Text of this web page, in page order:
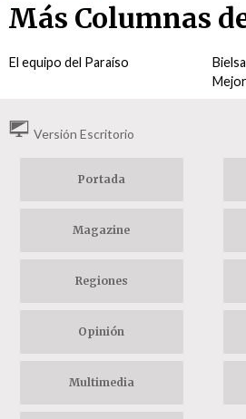
Más Columnas
El equipo del Paraíso
Versión Escritorio
Portada
Magazine
Regiones
Opinión
Multimedia